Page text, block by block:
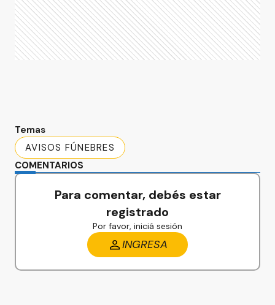
Temas
AVISOS FÚNEBRES
COMENTARIOS
Para comentar, debés estar
registrado
Por favor, iniciá sesión
INGRESA